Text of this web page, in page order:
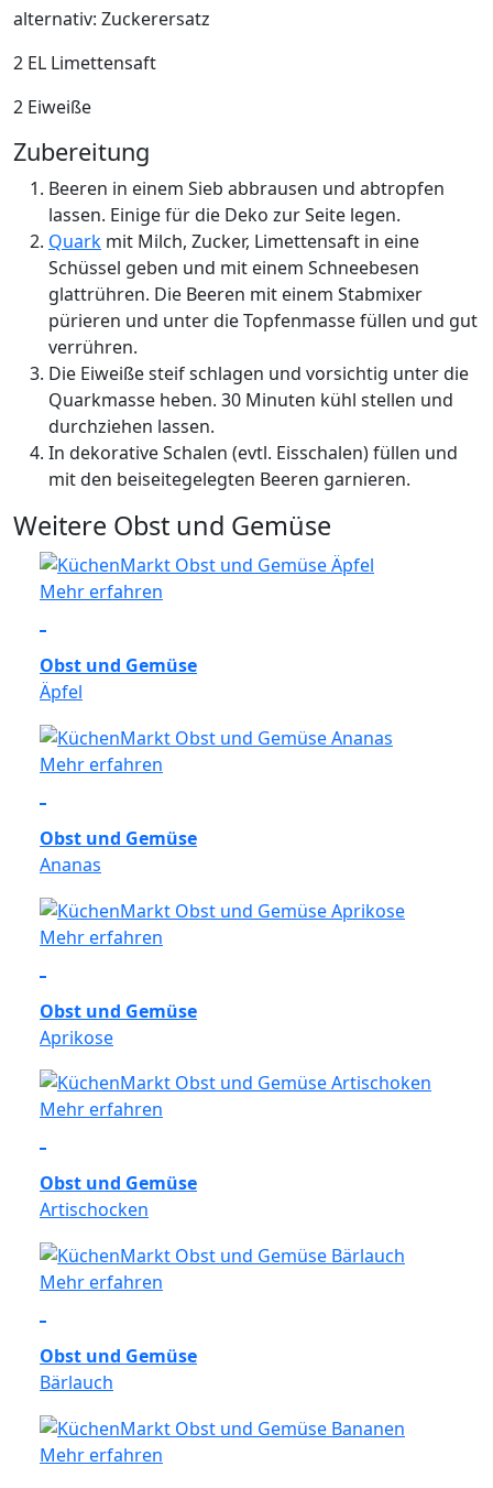
alternativ: Zuckerersatz
2 EL Limettensaft
2 Eiweiße
Zubereitung
Beeren in einem Sieb abbrausen und abtropfen
lassen. Einige für die Deko zur Seite legen.
Quark mit Milch, Zucker, Limettensaft in eine
Schüssel geben und mit einem Schneebesen
glattrühren. Die Beeren mit einem Stabmixer
pürieren und unter die Topfenmasse füllen und gut
verrühren.
Die Eiweiße steif schlagen und vorsichtig unter die
Quarkmasse heben. 30 Minuten kühl stellen und
durchziehen lassen.
In dekorative Schalen (evtl. Eisschalen) füllen und
mit den beiseitegelegten Beeren garnieren.
Weitere Obst und Gemüse
Mehr erfahren
Obst und Gemüse
Äpfel
Mehr erfahren
Obst und Gemüse
Ananas
Mehr erfahren
Obst und Gemüse
Aprikose
Mehr erfahren
Obst und Gemüse
Artischocken
Mehr erfahren
Obst und Gemüse
Bärlauch
Mehr erfahren